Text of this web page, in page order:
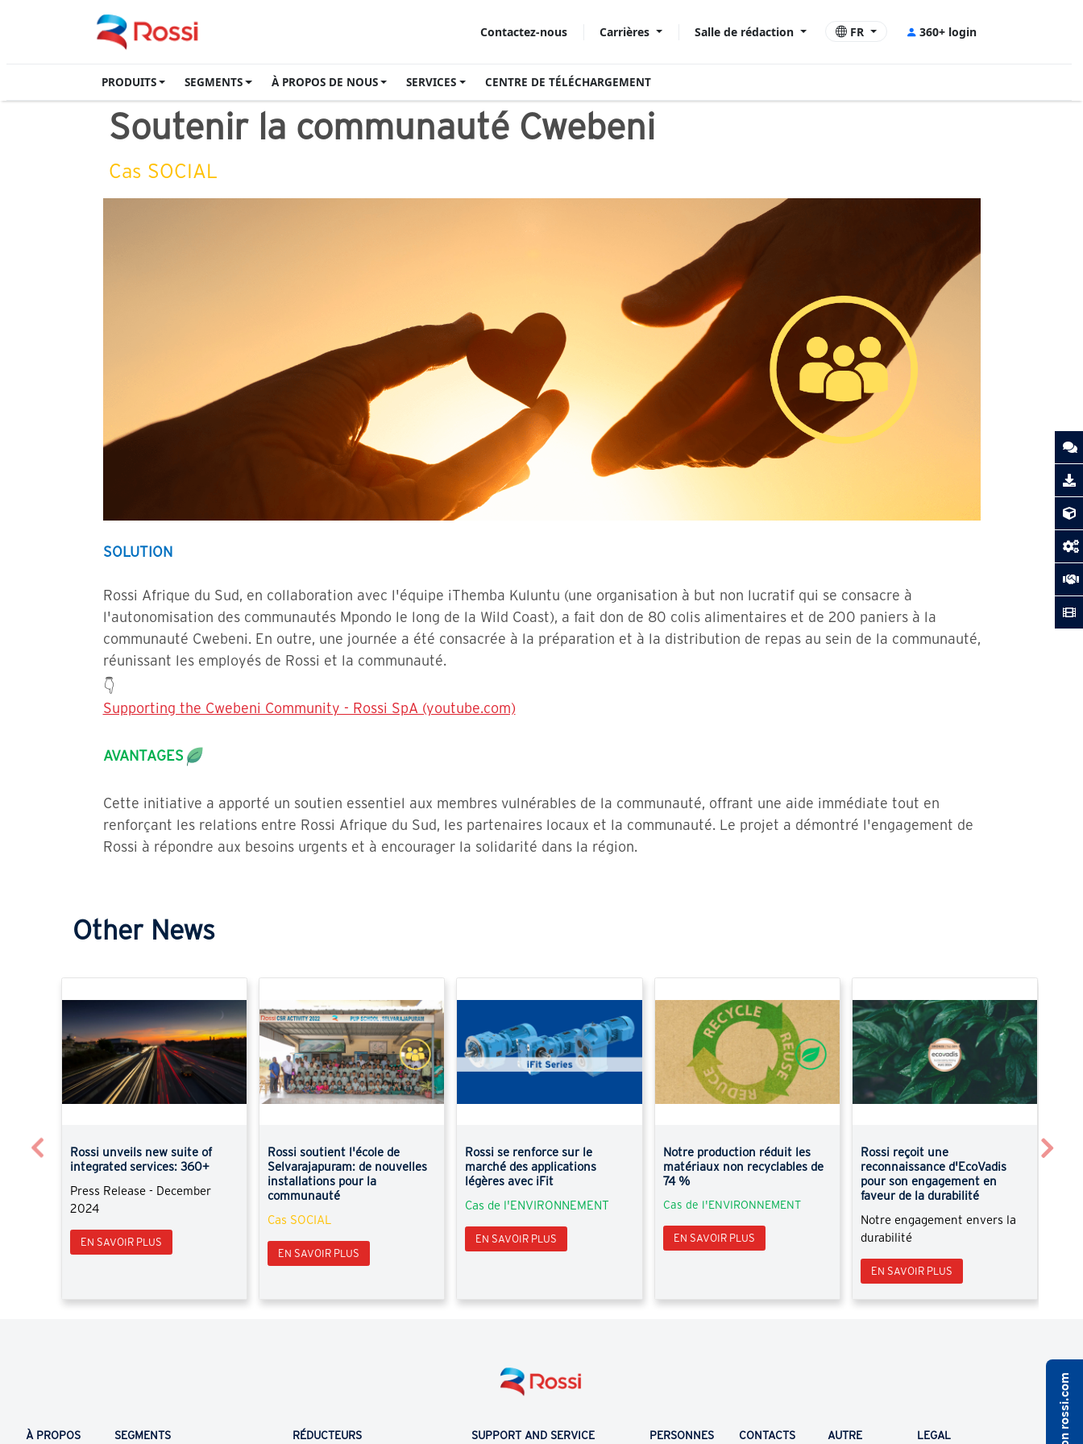
Contactez-nous Carrières Salle de rédaction FR 360+ login
PRODUITS SEGMENTS À PROPOS DE NOUS SERVICES CENTRE DE TÉLÉCHARGEMENT
Soutenir la communauté Cwebeni
Cas SOCIAL
SOLUTION
Rossi Afrique du Sud, en collaboration avec l'équipe iThemba Kuluntu (une organisation à but non lucratif qui se consacre à
l'autonomisation des communautés Mpondo le long de la Wild Coast), a fait don de 80 colis alimentaires et de 200 paniers à la
communauté Cwebeni. En outre, une journée a été consacrée à la préparation et à la distribution de repas au sein de la communauté,
réunissant les employés de Rossi et la communauté.
👇
Supporting the Cwebeni Community - Rossi SpA (youtube.com)
AVANTAGES
Cette initiative a apporté un soutien essentiel aux membres vulnérables de la communauté, offrant une aide immédiate tout en
renforçant les relations entre Rossi Afrique du Sud, les partenaires locaux et la communauté. Le projet a démontré l'engagement de
Rossi à répondre aux besoins urgents et à encourager la solidarité dans la région.
Other News
Rossi unveils new suite of
integrated services: 360+
Press Release - December
2024
EN SAVOIR PLUS
Rossi soutient l'école de
Selvarajapuram: de nouvelles
installations pour la
communauté
Cas SOCIAL
EN SAVOIR PLUS
Rossi se renforce sur le
marché des applications
légères avec iFit
Cas de l'ENVIRONNEMENT
EN SAVOIR PLUS
Notre production réduit les
matériaux non recyclables de
74 %
Cas de l'ENVIRONNEMENT
EN SAVOIR PLUS
Rossi reçoit une
reconnaissance d'EcoVadis
pour son engagement en
faveur de la durabilité
Notre engagement envers la
durabilité
EN SAVOIR PLUS
Previous
À PROPOS SEGMENTS RÉDUCTEURS SUPPORT AND SERVICE PERSONNES CONTACTS AUTRE LEGAL